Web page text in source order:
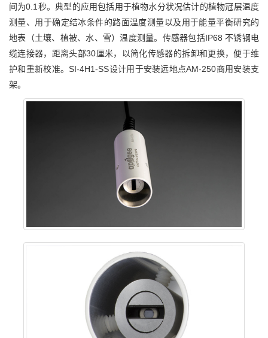
间为0.1秒。典型的应用包括用于植物水分状况估计的植物冠层温度
测量、用于确定结冰条件的路面温度测量以及用于能量平衡研究的
地表（土壤、植被、水、雪）温度测量。传感器包括IP68 不锈钢电
缆连接器，距离头部30厘米，以简化传感器的拆卸和更换，便于维
护和重新校准。SI-4H1-SS设计用于安装远地点AM-250商用安装支
架。